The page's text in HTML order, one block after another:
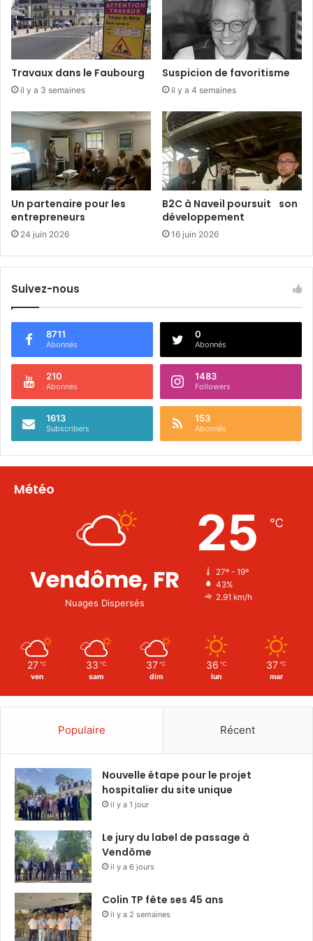
i
r
e
Travaux dans le Faubourg
il y a 3 semaines
Suspicion de favoritisme
il y a 4 semaines
Un partenaire pour les
entrepreneurs
24 juin 2026
B2C à Naveil poursuit son
développement
16 juin 2026
Suivez-nous
8711
Abonnés
0
Abonnés
210
Abonnés
1483
Followers
1613
Subscribers
153
Abonnés
Météo
Vendôme, FR
Nuages Dispersés
25 ℃
27º - 19º
43%
2.91 km/h
27 ℃
ven
33 ℃
sam
37 ℃
dim
36 ℃
lun
37 ℃
mar
Populaire Récent
Nouvelle étape pour le projet
hospitalier du site unique
il y a 1 jour
Le jury du label de passage à
Vendôme
il y a 6 jours
Colin TP fête ses 45 ans
il y a 2 semaines